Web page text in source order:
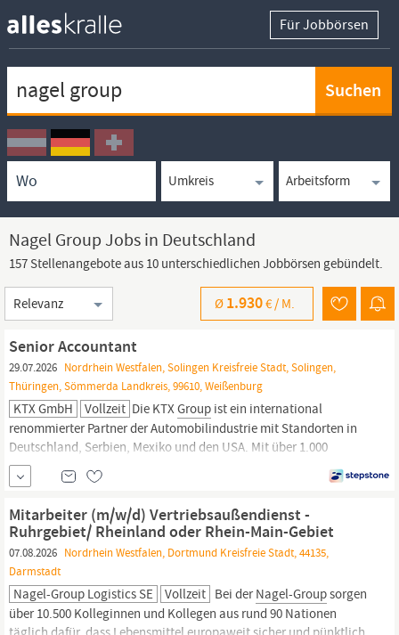
Für Jobbörsen
Ortssuche
Umkreissuche
Arbeitsform
Nagel Group Jobs in Deutschland
157 Stellenangebote aus 10 unterschiedlichen Jobbörsen gebündelt.
Sortierung
Ø 1.930€ / M.
Senior Accountant
29.07.2026 Nordrhein Westfalen, Solingen Kreisfreie Stadt, Solingen,
Thüringen, Sömmerda Landkreis, 99610, Weißenburg
KTX GmbH Vollzeit Die KTXGroup ist ein international
renommierter Partner der Automobilindustrie mit Standorten in
Deutschland, Serbien, Mexiko und den USA. Mit über 1.000
Mitarbeitenden fokussieren wir uns auf die Entwicklung und
Produktion hochwertiger Kunststoffkomponenten und setzen
Maßstäbe in Funktionalität, Präzision und Innovation.
Mitarbeiter (m/w/d) Vertriebsaußendienst -
Ruhrgebiet/ Rheinland oder Rhein-Main-Gebiet
07.08.2026 Nordrhein Westfalen, Dortmund Kreisfreie Stadt, 44135,
Darmstadt
Nagel-Group Logistics SE Vollzeit Bei derNagel-Groupsorgen
über 10.500 Kolleginnen und Kollegen aus rund 90 Nationen